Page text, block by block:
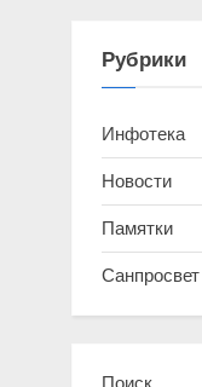
Рубрики
Инфотека
Новости
Памятки
Санпросвет